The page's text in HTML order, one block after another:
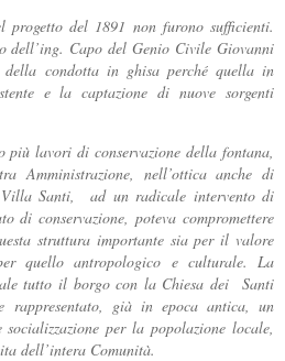
progetto del 1891 non furono sufficienti.
dell’ing. Capo del Genio Civile Giovanni
condotta in ghisa perché quella in
e la captazione di nuove sorgenti
lavori di conservazione della fontana,
Amministrazione, nell’ottica anche di
Santi, ad un radicale intervento di
di conservazione, poteva compromettere
struttura importante sia per il valore
quello antropologico e culturale. La
tutto il borgo con la Chiesa dei Santi
rappresentato, già in epoca antica, un
per la popolazione locale,
dell’intera Comunità.